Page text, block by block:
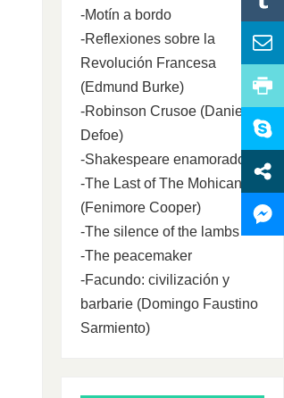
-Motín a bordo
-Reflexiones sobre la
Revolución Francesa
(Edmund Burke)
-Robinson Crusoe (Daniel
Defoe)
-Shakespeare enamorado
-The Last of The Mohicans
(Fenimore Cooper)
-The silence of the lambs
-The peacemaker
-Facundo: civilización y
barbarie (Domingo Faustino
Sarmiento)